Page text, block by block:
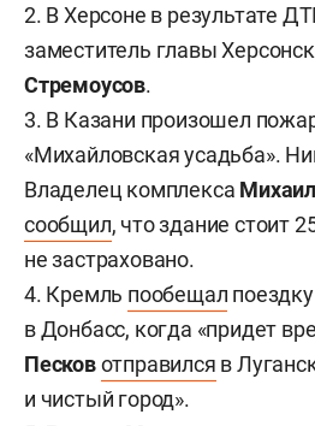
2. В Херсоне в результате
заместитель главы
Стремоусов.
3. В Казани произошел
«Михайловская усадьба».
Владелец комплекса
сообщил, что здание стоит
не застраховано.
4. Кремль пообещал поездку
в Донбасс, когда «придет
Песковотправился в
и чистый город».